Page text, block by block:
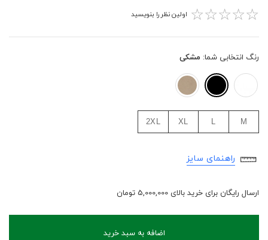
☆
☆
☆
☆
☆ اولین نظر را بنویسید
رنگ انتخابی شما: مشکی
M
L
XL
2XL
راهنمای سایز
ارسال رایگان برای خرید بالای 5,000,000 تومان
اضافه به سبد خرید